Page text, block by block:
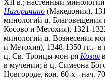
XII в.; настенный
Нагоричино (Македония),
минологий ц. Благовещения
Косово и Метохия), 1321-
минологий ц. Вознесения
и Метохия), 1348-1350 гг.,-
ц. Св. Троицы мон-ря Козия
в мучении; в ц. Симеона
Новгороде, кон. 60-х - нач.